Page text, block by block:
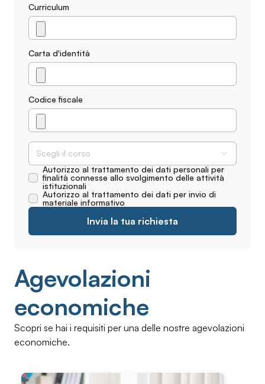
Curriculum
Carta d'identità
Codice fiscale
Scegli il corso
Autorizzo al trattamento dei dati personali per
finalità connesse allo svolgimento delle attività
istituzionali
Autorizzo al trattamento dei dati per invio di
materiale informativo
Invia la tua richiesta
Agevolazioni
economiche
Scopri se hai i requisiti per una delle nostre agevolazioni
economiche.